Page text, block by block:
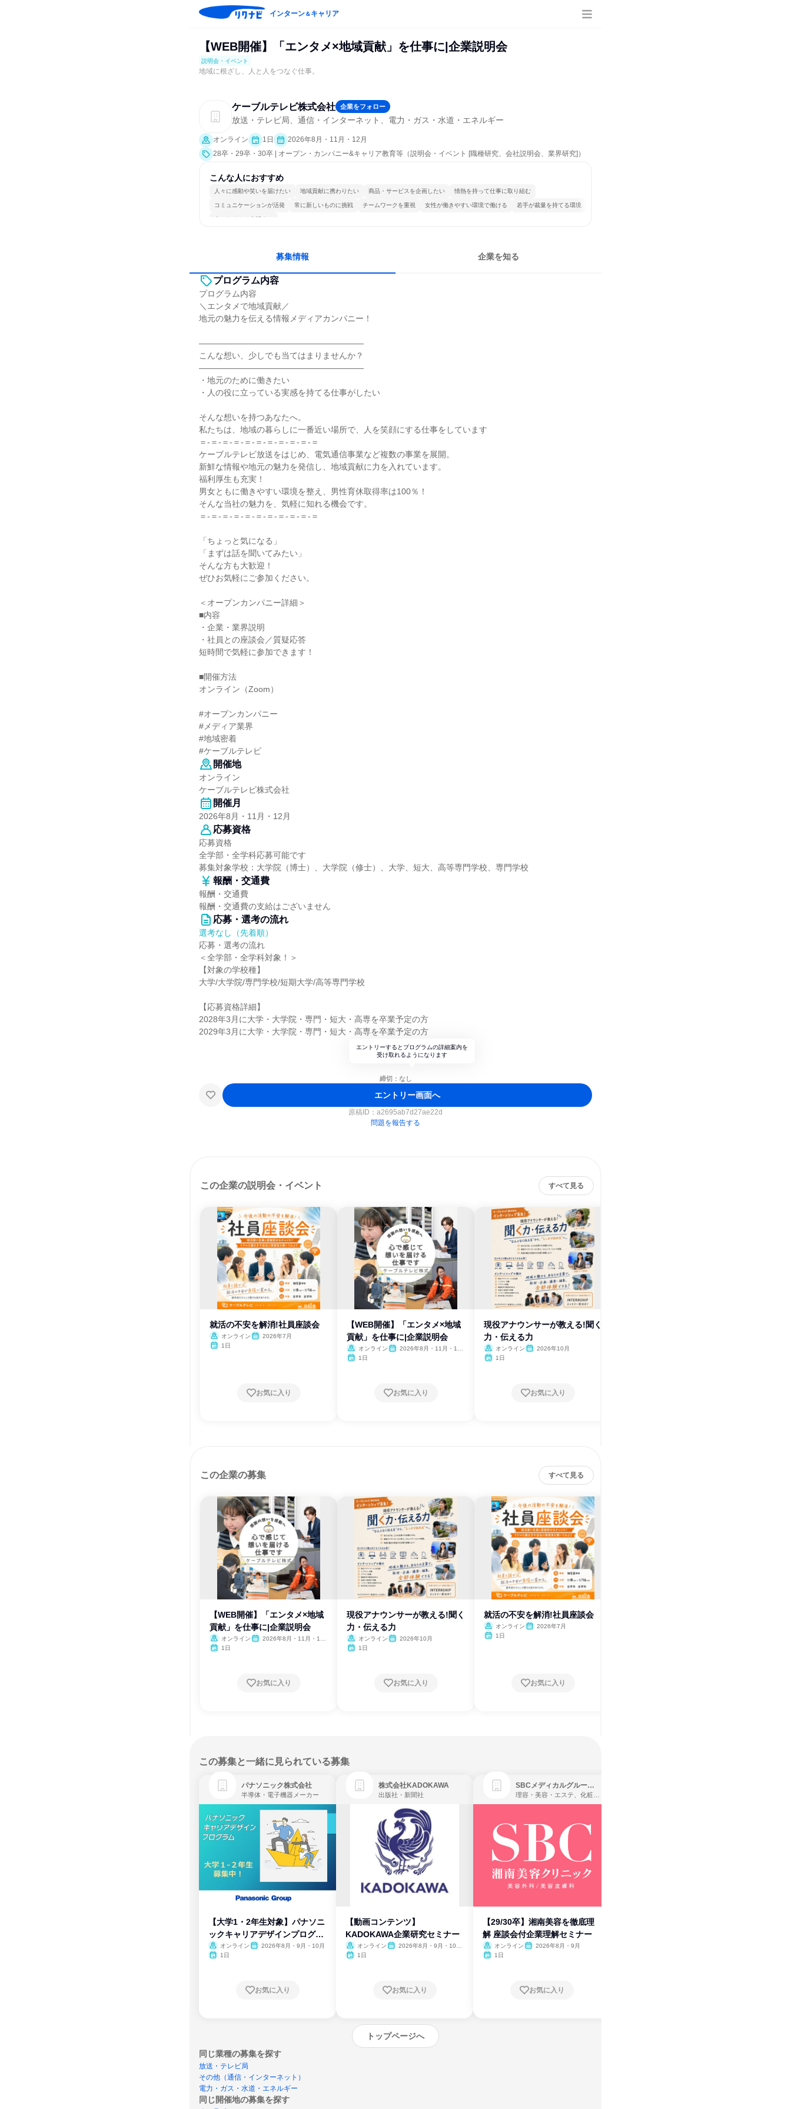
インターン＆キャリア
【WEB開催】「エンタメ×地域貢献」を仕事に|企業説明会
説明会・イベント
地域に根ざし、人と人をつなぐ仕事。
ケーブルテレビ株式会社 企業をフォロー
放送・テレビ局、通信・インターネット、電力・ガス・水道・エネルギー
オンライン 1日
2026年8月・11月・12月
28卒・29卒・30卒 | オープン・カンパニー&キャリア教育等（説明会・イベント [職種研究、会社説明会、業界研究]）
こんな人におすすめ
人々に感動や笑いを届けたい 地域貢献に携わりたい 商品・サービスを企画したい 情熱を持って仕事に取り組む
コミュニケーションが活発 常に新しいものに挑戦 チームワークを重視 女性が働きやすい環境で働ける 若手が裁量を持てる環境
人とたくさん会話する
募集情報 企業を知る
プログラム内容
プログラム内容
＼エンタメで地域貢献／
地元の魅力を伝える情報メディアカンパニー！
――――――――――――――――――――
こんな想い、少しでも当てはまりませんか？
――――――――――――――――――――
・地元のために働きたい
・人の役に立っている実感を持てる仕事がしたい
そんな想いを持つあなたへ。
私たちは、地域の暮らしに一番近い場所で、人を笑顔にする仕事をしています
＝-＝-＝-＝-＝-＝-＝-＝-＝-＝-＝
ケーブルテレビ放送をはじめ、電気通信事業など複数の事業を展開。
新鮮な情報や地元の魅力を発信し、地域貢献に力を入れています。
福利厚生も充実！
男女ともに働きやすい環境を整え、男性育休取得率は100％！
そんな当社の魅力を、気軽に知れる機会です。
＝-＝-＝-＝-＝-＝-＝-＝-＝-＝-＝
「ちょっと気になる」
「まずは話を聞いてみたい」
そんな方も大歓迎！
ぜひお気軽にご参加ください。
＜オープンカンパニー詳細＞
■内容
・企業・業界説明
・社員との座談会／質疑応答
短時間で気軽に参加できます！
■開催方法
オンライン（Zoom）
#オープンカンパニー
#メディア業界
#地域密着
#ケーブルテレビ
開催地
オンライン
ケーブルテレビ株式会社
開催月
2026年8月・11月・12月
応募資格
応募資格
全学部・全学科応募可能です
募集対象学校：大学院（博士）、大学院（修士）、大学、短大、高等専門学校、専門学校
報酬・交通費
報酬・交通費
報酬・交通費の支給はございません
応募・選考の流れ
選考なし（先着順）
応募・選考の流れ
＜全学部・全学科対象！＞
【対象の学校種】
大学/大学院/専門学校/短期大学/高等専門学校
【応募資格詳細】
2028年3月に大学・大学院・専門・短大・高専を卒業予定の方
2029年3月に大学・大学院・専門・短大・高専を卒業予定の方
エントリーするとプログラムの詳細案内を
受け取れるようになります
締切：なし
エントリー画面へ
原稿ID： a2695ab7d27ae22d
問題を報告する
この企業の説明会・イベント すべて見る
就活の不安を解消!社員座談会
オンライン
2026年7月
1日
お気に入り
【WEB開催】「エンタメ×地域
貢献」を仕事に|企業説明会
オンライン
2026年8月・11月・12
1日
お気に入り
現役アナウンサーが教える!聞く
力・伝える力
オンライン
2026年10月
1日
お気に入り
この企業の募集 すべて見る
【WEB開催】「エンタメ×地域
貢献」を仕事に|企業説明会
オンライン
2026年8月・11月・12
1日
お気に入り
現役アナウンサーが教える!聞く
力・伝える力
オンライン
2026年10月
1日
お気に入り
就活の不安を解消!社員座談会
オンライン
2026年7月
1日
お気に入り
この募集と一緒に見られている募集
パナソニック株式会社
半導体・電子機器メーカー
【大学1・2年生対象】パナソニ
ックキャリアデザインプログラ
ム
オンライン
2026年8月・9月・10月
1日
お気に入り
株式会社KADOKAWA
出版社・新聞社
【動画コンテンツ】
KADOKAWA企業研究セミナー
オンライン
2026年8月・9月・10
1日
お気に入り
SBCメディカルグループ株式会社
【29/30卒】湘南美容を徹底理
解 座談会付企業理解セミナー
オンライン
2026年8月・9月
1日
お気に入り
トップページへ
同じ業種の募集を探す
放送・テレビ局
その他（通信・インターネット）
電力・ガス・水道・エネルギー
同じ開催地の募集を探す